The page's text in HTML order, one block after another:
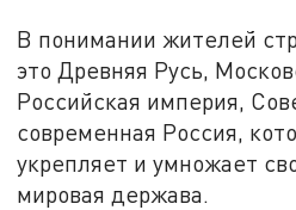
В понимании жителей
это Древняя Русь,
Российская империя,
современная Россия,
укрепляет и умножает
мировая держава.